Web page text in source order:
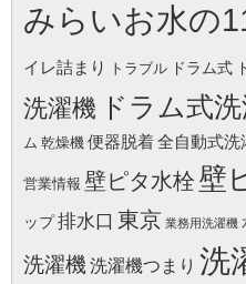
みらいお水の
イレ詰まり トラブル ドラム式
洗濯機 ドラム式
ム 乾燥機 便器脱着全自動式洗
営業情報 壁ピタ水栓 壁
ップ排水口 東京 業務用洗濯機
洗濯機 洗濯機つまり 洗